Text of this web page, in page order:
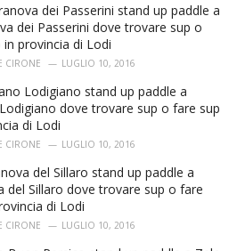
dei Passerini stand up paddle a
dei Passerini dove trovare sup o
in provincia di Lodi
CIRONE LUGLIO 10, 2016
Lodigiano stand up paddle a
dove trovare sup o fare sup
di Lodi
CIRONE LUGLIO 10, 2016
del Sillaro stand up paddle a
del Sillaro dove trovare sup o fare
di Lodi
CIRONE LUGLIO 10, 2016